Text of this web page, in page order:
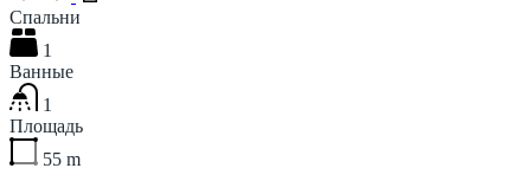
Спальни
1
Ванные
1
Площадь
55 m